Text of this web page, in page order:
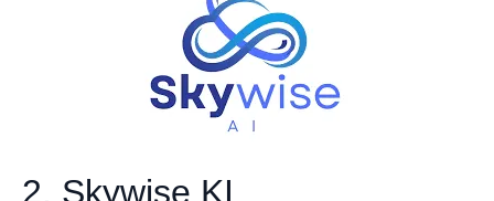
2. Skywise KI